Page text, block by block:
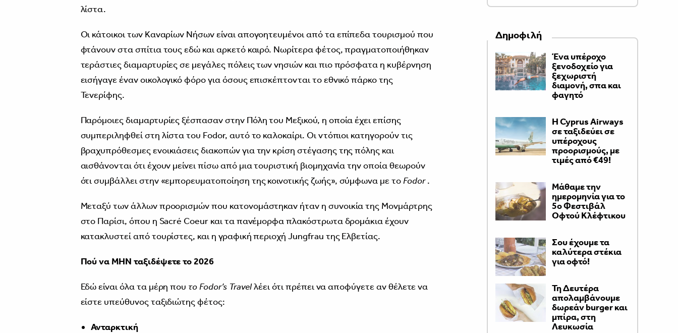
λίστα.
Οι κάτοικοι των Καναρίων Νήσων είναι απογοητευμένοι από τα επίπεδα τουρισμού που
φτάνουν στα σπίτια τους εδώ και αρκετό καιρό. Νωρίτερα φέτος, πραγματοποιήθηκαν
τεράστιες διαμαρτυρίες σε μεγάλες πόλεις των νησιών και πιο πρόσφατα η κυβέρνηση
εισήγαγε έναν οικολογικό φόρο για όσους επισκέπτονται το εθνικό πάρκο της
Τενερίφης.
Παρόμοιες διαμαρτυρίες ξέσπασαν στην Πόλη του Μεξικού, η οποία έχει επίσης
συμπεριληφθεί στη λίστα του Fodor, αυτό το καλοκαίρι. Οι ντόπιοι κατηγορούν τις
βραχυπρόθεσμες ενοικιάσεις διακοπών για την κρίση στέγασης της πόλης και
αισθάνονται ότι έχουν μείνει πίσω από μια τουριστική βιομηχανία την οποία θεωρούν
ότι συμβάλλει στην «εμπορευματοποίηση της κοινοτικής ζωής», σύμφωνα με τοFodor.
Μεταξύ των άλλων προορισμών που κατονομάστηκαν ήταν η συνοικία της Μονμάρτρης
στο Παρίσι, όπου η Sacré Coeur και τα πανέμορφα πλακόστρωτα δρομάκια έχουν
κατακλυστεί από τουρίστες, και η γραφική περιοχή Jungfrau της Ελβετίας.
Πού να ΜΗΝ ταξιδέψετε το 2026
Εδώ είναι όλα τα μέρη που το Fodor’s Travelλέει ότι πρέπει να αποφύγετε αν θέλετε να
είστε υπεύθυνος ταξιδιώτης φέτος:
Ανταρκτική
Δημοφιλή
Ένα υπέροχο
ξενοδοχείο για
ξεχωριστή
διαμονή, σπα και
φαγητό
H Cyprus Airways
σε ταξιδεύει σε
υπέροχους
προορισμούς, με
τιμές από €49!
Μάθαμε την
ημερομηνία για το
5ο Φεστιβάλ
Οφτού Κλέφτικου
Σου έχουμε τα
καλύτερα στέκια
για οφτό!
Τη Δευτέρα
απολαμβάνουμε
δωρεάν burger και
μπίρα, στη
Λευκωσία